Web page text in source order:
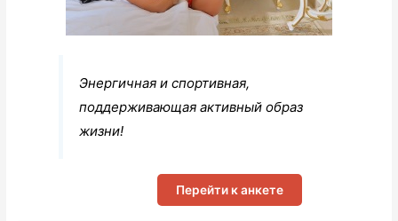
Энергичная и спортивная,
поддерживающая активный образ
жизни!
Перейти к анкете